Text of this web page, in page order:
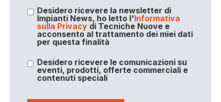
Desidero ricevere la newsletter di
Impianti News, ho letto l'Informativa
sulla Privacydi Tecniche Nuove e
acconsento al trattamento dei miei dati
per questa finalità
Desidero ricevere le comunicazioni su
eventi, prodotti, offerte commerciali e
contenuti speciali